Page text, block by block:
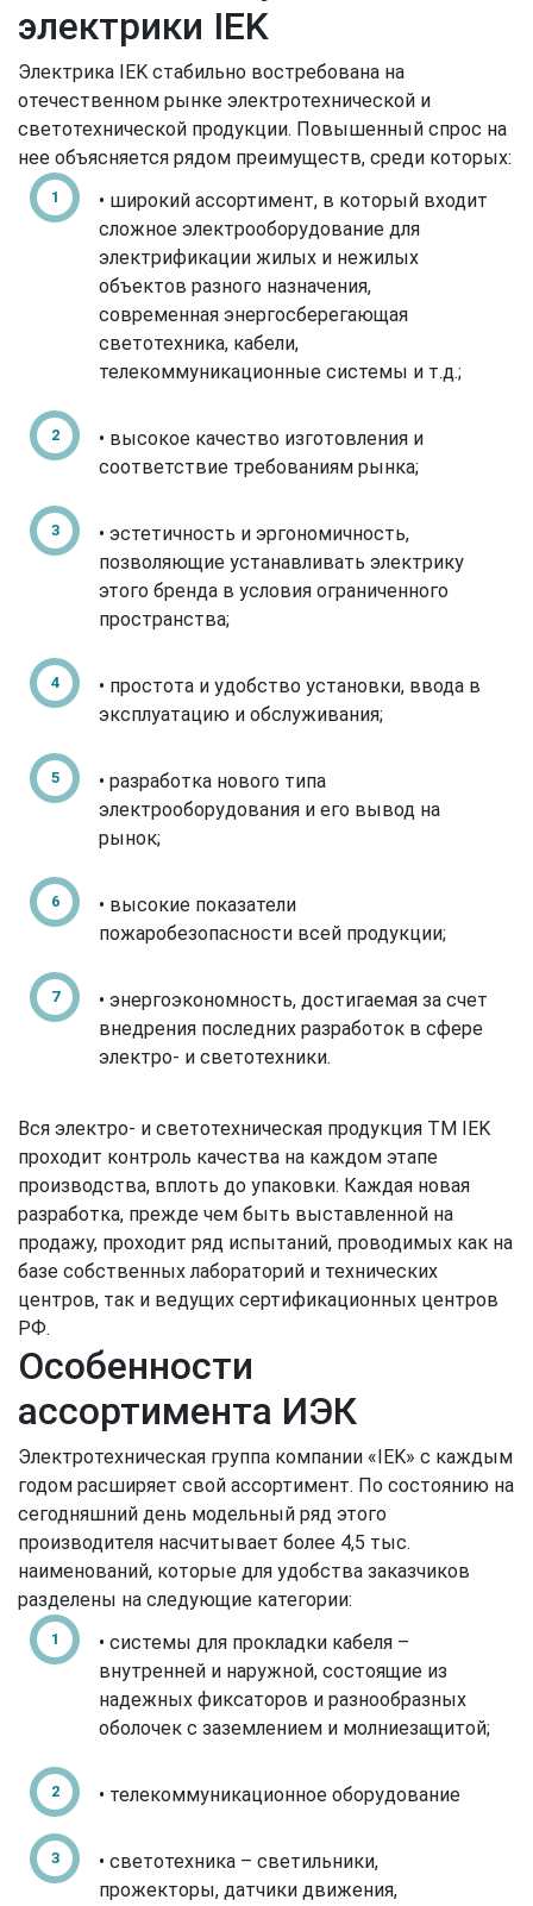
электрики IEK
Электрика IEK стабильно востребована на
отечественном рынке электротехнической и
светотехнической продукции. Повышенный спрос на
нее объясняется рядом преимуществ, среди которых:
• широкий ассортимент, в который входит
сложное электрооборудование для
электрификации жилых и нежилых
объектов разного назначения,
современная энергосберегающая
светотехника, кабели,
телекоммуникационные системы и т.д.;
• высокое качество изготовления и
соответствие требованиям рынка;
• эстетичность и эргономичность,
позволяющие устанавливать электрику
этого бренда в условия ограниченного
пространства;
• простота и удобство установки, ввода в
эксплуатацию и обслуживания;
• разработка нового типа
электрооборудования и его вывод на
рынок;
• высокие показатели
пожаробезопасности всей продукции;
• энергоэкономность, достигаемая за счет
внедрения последних разработок в сфере
электро- и светотехники.
Вся электро- и светотехническая продукция ТМ IEK
проходит контроль качества на каждом этапе
производства, вплоть до упаковки. Каждая новая
разработка, прежде чем быть выставленной на
продажу, проходит ряд испытаний, проводимых как на
базе собственных лабораторий и технических
центров, так и ведущих сертификационных центров
РФ.
Особенности
ассортимента ИЭК
Электротехническая группа компании «IEK» с каждым
годом расширяет свой ассортимент. По состоянию на
сегодняшний день модельный ряд этого
производителя насчитывает более 4,5 тыс.
наименований, которые для удобства заказчиков
разделены на следующие категории:
• системы для прокладки кабеля –
внутренней и наружной, состоящие из
надежных фиксаторов и разнообразных
оболочек с заземлением и молниезащитой;
• телекоммуникационное оборудование
• светотехника – светильники,
прожекторы, датчики движения,